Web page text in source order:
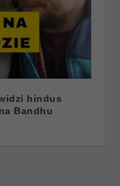
hindus
Bandhu